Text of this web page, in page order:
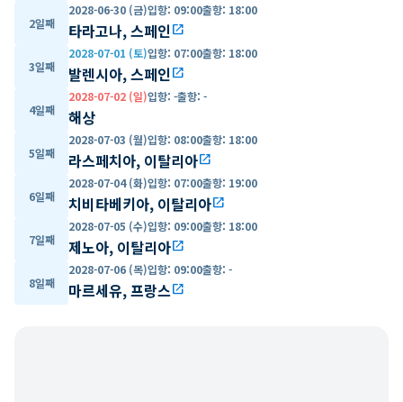
2일째
2028-06-30 (금)입항: 09:00출항: 18:00
타라고나, 스페인open_in_new
3일째
2028-07-01 (토)입항: 07:00출항: 18:00
발렌시아, 스페인open_in_new
4일째
2028-07-02 (일)입항: -출항: -
해상
5일째
2028-07-03 (월)입항: 08:00출항: 18:00
라스페치아, 이탈리아open_in_new
6일째
2028-07-04 (화)입항: 07:00출항: 19:00
치비타베키아, 이탈리아open_in_new
7일째
2028-07-05 (수)입항: 09:00출항: 18:00
제노아, 이탈리아open_in_new
8일째
2028-07-06 (목)입항: 09:00출항: -
마르세유, 프랑스open_in_new